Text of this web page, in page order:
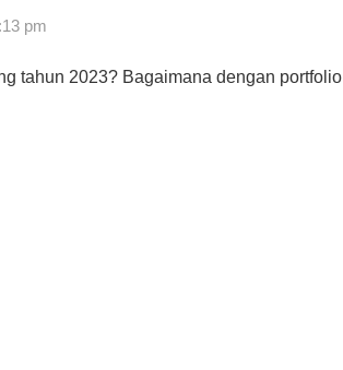
pm
tahun 2023? Bagaimana dengan